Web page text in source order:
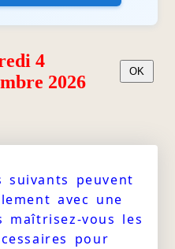
4
2026
suivants peuvent
avec une
maîtrisez-vous les
pour